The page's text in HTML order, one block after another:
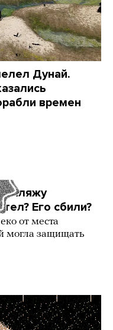
Дунай.
времен
пляжу
Его сбили?
от места
могла защищать